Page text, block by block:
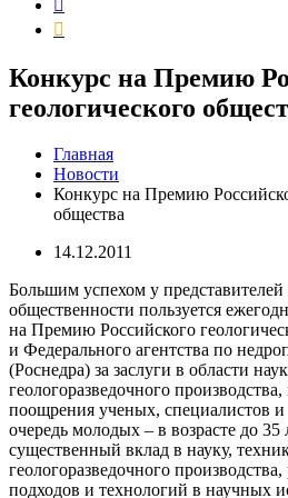
Конкурс на Премию
геологического
Главная
Новости
Конкурс на Премию
общества
14.12.2011
Большим успехом у представителей
общественности пользуется
на Премию Российского
и Федерального агентства по
(Роснедра) за заслуги в области
геологоразведочного
поощрения ученых, специалистов
очередь молодых – в возрасте до 35
существенный вклад в науку,
геологоразведочного
подходов и технологий в научных